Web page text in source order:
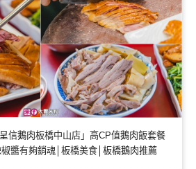
信鵝肉板橋中山店」高CP值鵝肉飯套餐
醬有夠銷魂│板橋美食│板橋鵝肉推薦